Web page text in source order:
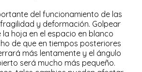
del funcionamiento de las
y deformación. Golpear
hoja en el espacio en blanco
de que en tiempos posteriores
más lentamente y el ángulo
será mucho más pequeño.